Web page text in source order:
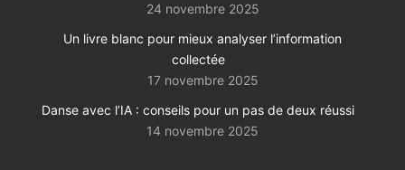
24 novembre 2025
Un livre blanc pour mieux analyser l’information
collectée
17 novembre 2025
Danse avec l’IA : conseils pour un pas de deux réussi
14 novembre 2025